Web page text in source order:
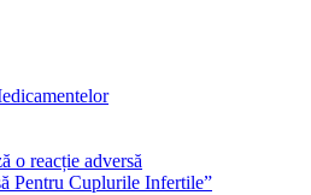
o reacție adversă
Pentru Cuplurile Infertile”